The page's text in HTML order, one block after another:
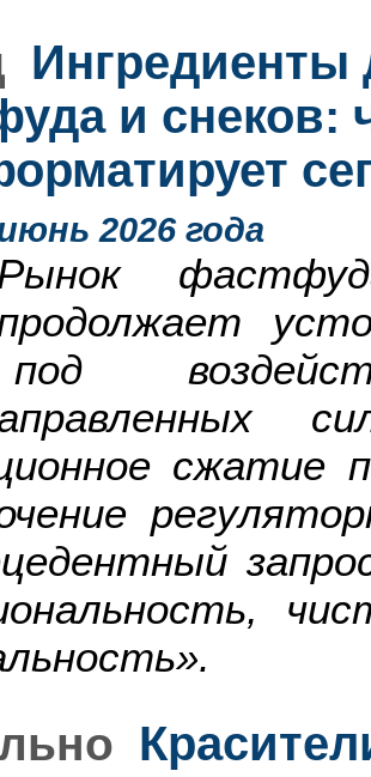
Ингредиенты
и снеков:
2026 года
сжатие